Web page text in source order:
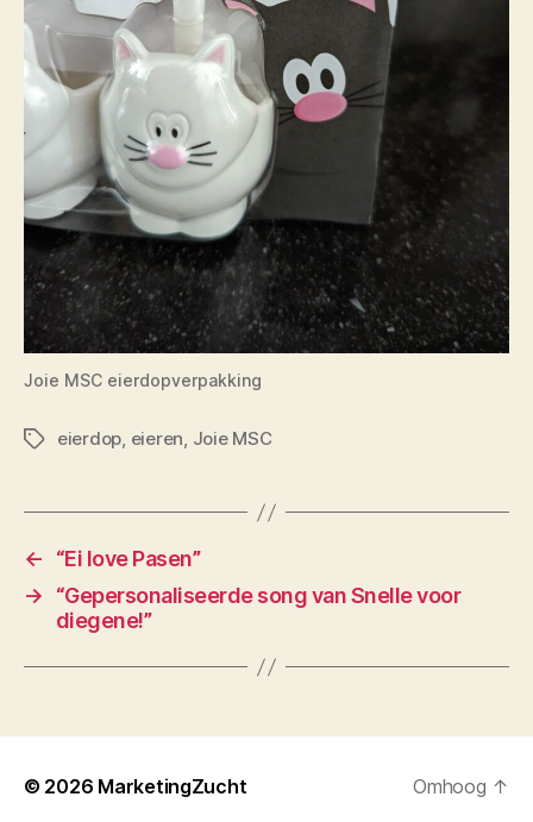
Joie MSC eierdopverpakking
Tagseierdop, eieren, Joie MSC
←
“Ei love Pasen”
→
“Gepersonaliseerde song van Snelle voor
diegene!”
© 2026 MarketingZucht Omhoog ↑